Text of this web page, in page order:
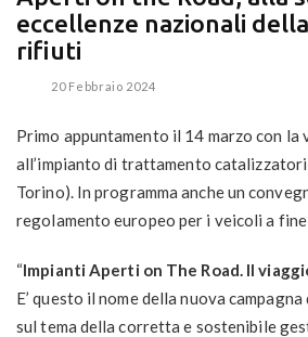
eccellenze nazionali
rifiuti
20 Febbraio 2024
Primo appuntamento il 14 marzo con la
all’impianto di trattamento catalizzatori
Torino). In programma anche un
regolamento europeo per i veicoli a
“Impianti Aperti on The Road. Il
E’ questo il nome della nuova
sul tema della corretta e sostenibile